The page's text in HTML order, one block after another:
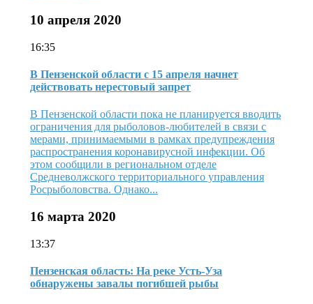
10 апреля 2020
16:35
В Пензенской области с 15 апреля начнет
действовать нерестовый запрет
В Пензенской области пока не планируется вводить
ограничения для рыболовов-любителей в связи с
мерами, принимаемыми в рамках предупреждения
распространения коронавирусной инфекции. Об
этом сообщили в региональном отделе
Средневолжского территориального управления
Росрыболовства. Однако...
16 марта 2020
13:37
Пензенская область: На реке Усть-Уза
обнаружены завалы погибшей рыбы